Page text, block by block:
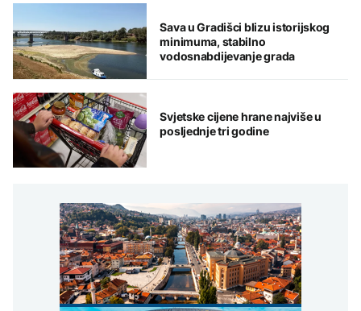
Sava u Gradišci blizu istorijskog
minimuma, stabilno
vodosnabdijevanje grada
Svjetske cijene hrane najviše u
posljednje tri godine